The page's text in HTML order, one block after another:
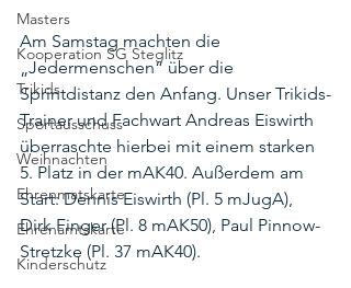
Masters
Kooperation SG Steglitz
Trikids
Sportausschuss
Weihnachten
Ehrenmatskarte
Ehrenamtskarte
Kinderschutz
Am Samstag machten die
„Jedermenschen“ über die
Sprintdistanz den Anfang. Unser Trikids-
Trainer und Fachwart Andreas Eiswirth
überraschte hierbei mit einem starken
5. Platz in der mAK40. Außerdem am
Start: Dennis Eiswirth (Pl. 5 mJugA),
Dirk Finger (Pl. 8 mAK50), Paul Pinnow-
Stretzke (Pl. 37 mAK40).